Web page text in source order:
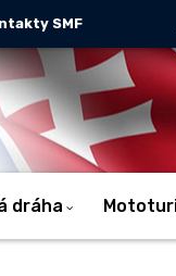
SMF
dráha